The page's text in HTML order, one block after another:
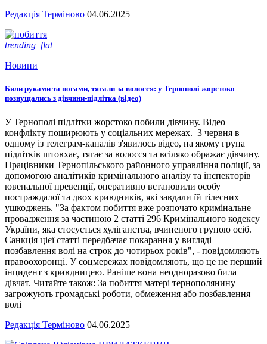
Редакція Терміново 04.06.2025
trending_flat
Новини
Били руками та ногами, тягали за волосся: у Тернополі жорстоко
познущались з дівчини-підлітка (відео)
У Тернополі підлітки жорстоко побили дівчину. Відео
конфлікту поширюють у соціальних мережах. 3 червня в
одному із телеграм-каналів з'явилось відео, на якому група
підлітків штовхає, тягає за волосся та всіляко ображає дівчину.
Працівники Тернопільського районного управління поліції, за
допомогою аналітиків кримінального аналізу та інспекторів
ювенальної превенції, оперативно встановили особу
постраждалої та двох кривдників, які завдали їй тілесних
ушкоджень. "За фактом побиття вже розпочато кримінальне
провадження за частиною 2 статті 296 Кримінального кодексу
України, яка стосується хуліганства, вчиненого групою осіб.
Санкція цієї статті передбачає покарання у вигляді
позбавлення волі на строк до чотирьох років", - повідомляють
правоохоронці. У соцмережах повідомляють, що це не перший
інцидент з кривдницею. Раніше вона неодноразово била
дівчат. Читайте також: За побиття матері тернополянину
загрожують громадські роботи, обмеження або позбавлення
волі
Редакція Терміново 04.06.2025